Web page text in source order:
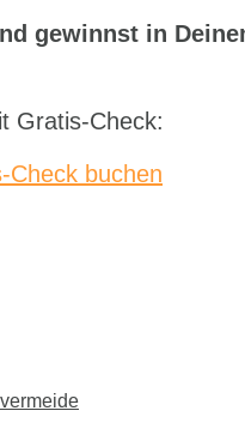
gewinnst in
Gratis-Check:
Check buchen